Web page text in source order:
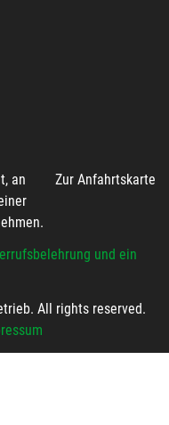
Zur Anfahrtskarte
an
und ein
All rights reserved.